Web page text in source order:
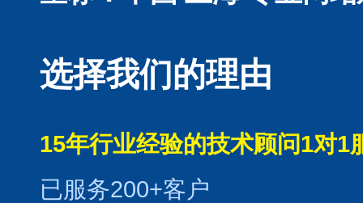
选择我们的理由
15年行业经验的技术顾问1对1
已服务200+客户